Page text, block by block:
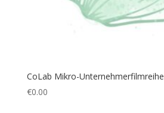
CoLab Mikro-Unternehmerfilmreihe
€0.00